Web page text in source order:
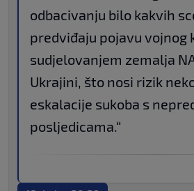
odbacivanju bilo kakvih
predviđaju pojavu vojnog
sudjelovanjem zemalja
Ukrajini, što nosi rizik
eskalacije sukoba s
posljedicama.“